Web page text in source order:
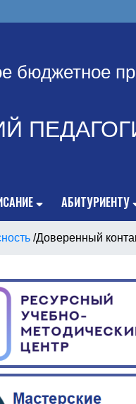
бюджетное
АБИТУРИЕНТУ
/Доверенный